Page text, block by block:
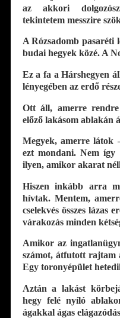
az akkori
tekintetem messzire
A Rózsadomb pasaréti
budai hegyek közé. A
Ez a fa a Hárshegyen
lényegében az erdő
Ott áll, amerre
előző lakásom ablakán
Megyek, amerre látok
ezt mondani. Nem
ilyen, amikor akarat
Hiszen inkább arra
hívtak. Mentem,
cselekvés összes lázas
várakozás minden
Amikor az
számot, átfutott rajtam
Egy toronyépület
Aztán a lakást
hegy felé nyíló
ágakkal ágas